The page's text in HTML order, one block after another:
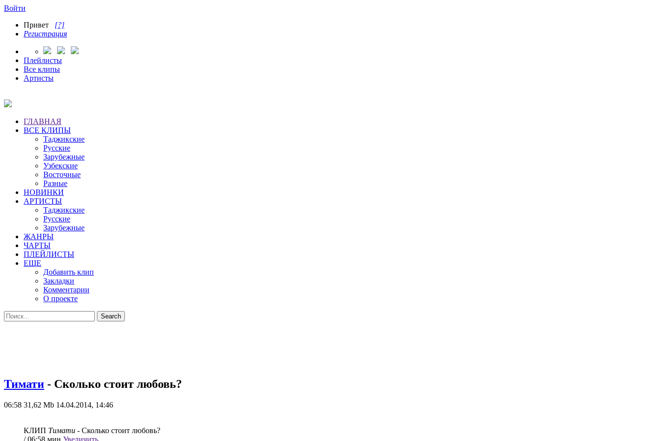
Войти
Привет [?]
Регистрация
Плейлисты
Все клипы
Артисты
ГЛАВНАЯ
ВСЕ КЛИПЫ
Таджикские
Русские
Зарубежные
Узбекские
Восточные
Разные
НОВИНКИ
АРТИСТЫ
Таджикские
Русские
Зарубежные
ЖАНРЫ
ЧАРТЫ
ПЛЕЙЛИСТЫ
ЕЩЕ
Добавить клип
Закладки
Комментарии
О проекте
Тимати - Сколько стоит любовь?
06:58 31,62 Mb 14.04.2014, 14:46
КЛИП Тимати - Сколько стоит любовь?
/ 06:58 мин Увеличить